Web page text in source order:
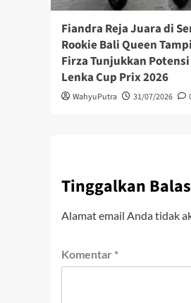
Fiandra Reja Juara di
Rookie Bali Queen
Firza Tunjukkan
Lenka Cup Prix 2026
WahyuPutra 31/07/2026
Tinggalkan
Alamat email Anda tidak
Komentar *